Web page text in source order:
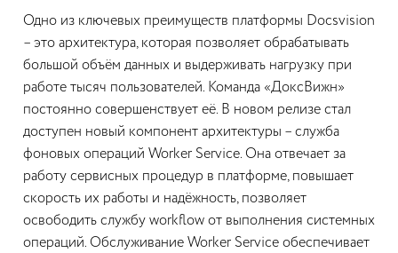
Одно из ключевых преимуществ платформы Docsvision
– это архитектура, которая позволяет обрабатывать
большой объём данных и выдерживать нагрузку при
работе тысяч пользователей. Команда «ДоксВижн»
постоянно совершенствует её. В новом релизе стал
доступен новый компонент архитектуры – служба
фоновых операций Worker Service. Она отвечает за
работу сервисных процедур в платформе, повышает
скорость их работы и надёжность, позволяет
освободить службу workflow от выполнения системных
операций. Обслуживание Worker Service обеспечивает